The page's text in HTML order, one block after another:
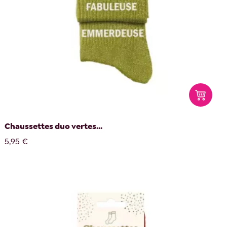
Chaussettes duo vertes...
5,95 €